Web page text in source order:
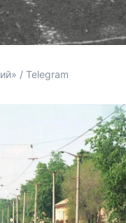
/ Telegram